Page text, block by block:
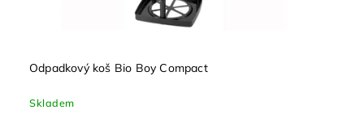
Odpadkový koš Bio Boy Compact
Skladem